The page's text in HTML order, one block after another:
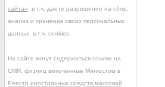
сайта» , в т.ч. даёте разрешение на сбор,
анализ и хранение своих персональных
данных, в т.ч. cookies.
На сайте могут содержаться ссылки на
СМИ, физлиц включённые Минюстом в
Реестр иностранных средств массовой